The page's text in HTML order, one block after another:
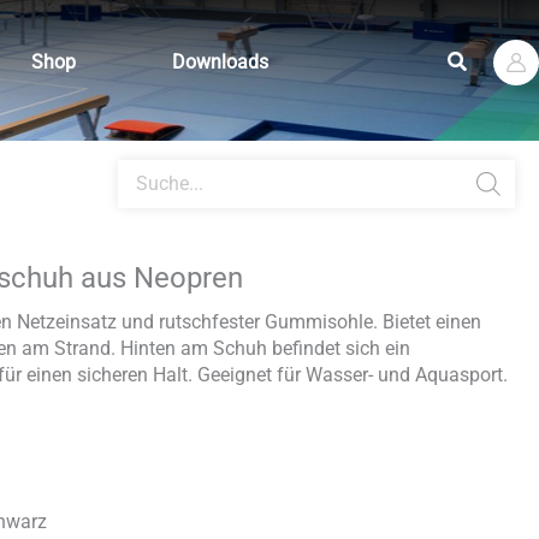
Shop Downloads Suchen
search
aus Neopren
Netzeinsatz und rutschfester Gummisohle. Bietet einen
am Strand. Hinten am Schuh befindet sich ein
einen sicheren Halt. Geeignet für Wasser- und Aquasport.